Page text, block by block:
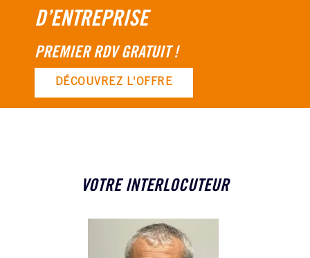
D’ENTREPRISE
PREMIER RDV GRATUIT !
DÉCOUVREZ L'OFFRE
VOTRE INTERLOCUTEUR